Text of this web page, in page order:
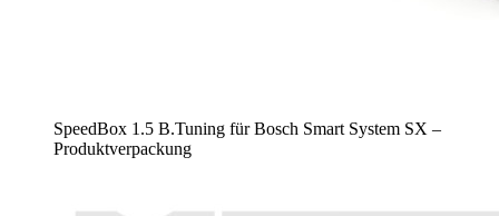
SpeedBox 1.5 B.Tuning für Bosch Smart System SX –
Produktverpackung